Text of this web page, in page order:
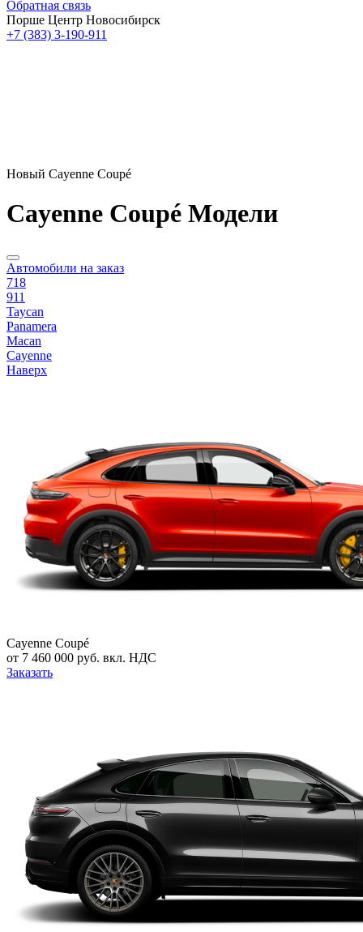
Обратная связь
Порше Центр Новосибирск
+7 (383) 3-190-911
Новый Cayenne Coupé
Cayenne Coupé Модели
Автомобили на заказ
718
911
Taycan
Panamera
Macan
Cayenne
Наверх
Cayenne Coupé
от 7 460 000 руб. вкл. НДС
Заказать